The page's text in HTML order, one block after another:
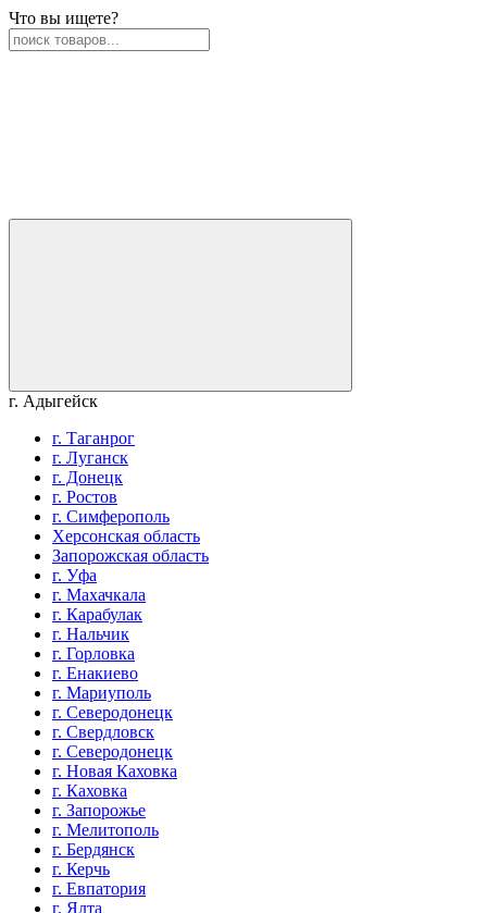
Что вы ищете?
г. Адыгейск
г. Таганрог
г. Луганск
г. Донецк
г. Ростов
г. Симферополь
Херсонская область
Запорожская область
г. Уфа
г. Махачкала
г. Карабулак
г. Нальчик
г. Горловка
г. Енакиево
г. Мариуполь
г. Северодонецк
г. Свердловск
г. Северодонецк
г. Новая Каховка
г. Каховка
г. Запорожье
г. Мелитополь
г. Бердянск
г. Керчь
г. Евпатория
г. Ялта